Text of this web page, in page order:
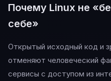
Почему Linux не
себе»
Открытый исходный код и
отменяют человеческий
сервисы с доступом из